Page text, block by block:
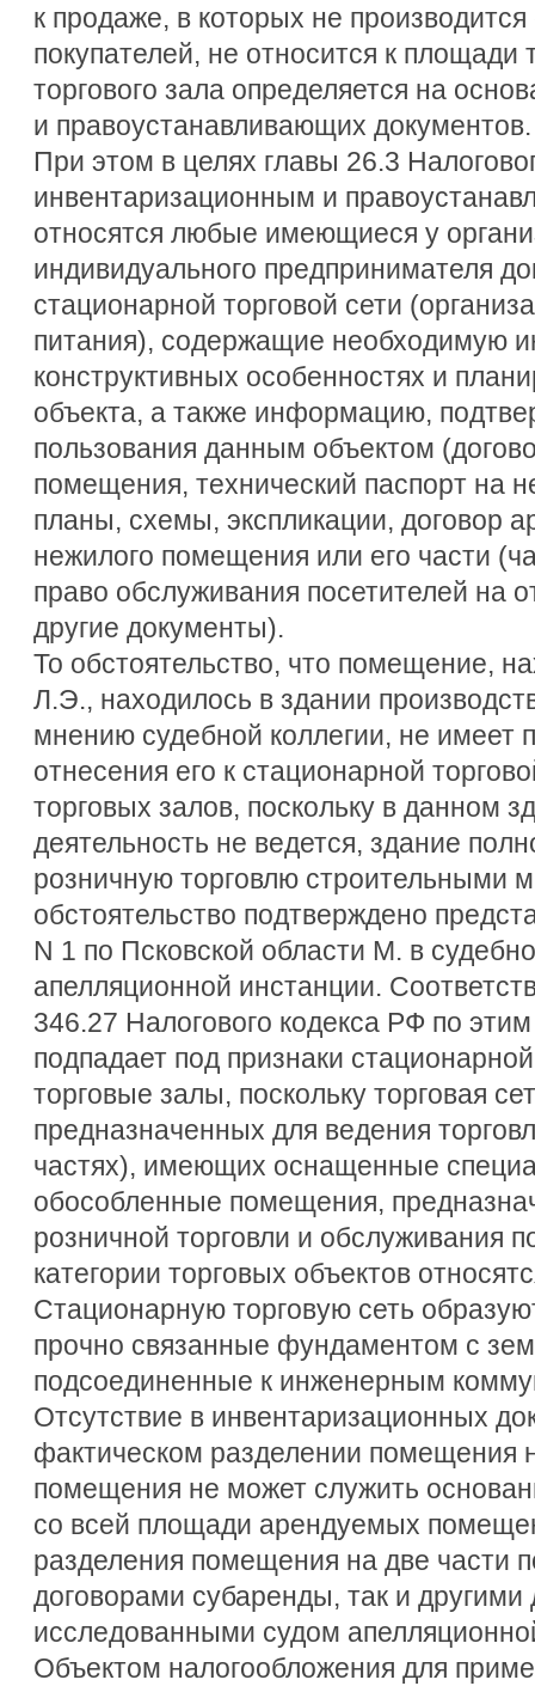
к продаже, в которых не
покупателей, не относится к площади
торгового зала определяется на
и правоустанавливающих документов.
При этом в целях главы 26.3
инвентаризационным и
относятся любые имеющиеся у
индивидуального предпринимателя
стационарной торговой сети
питания), содержащие необходимую
конструктивных особенностях и
объекта, а также информацию,
пользования данным объектом
помещения, технический паспорт на
планы, схемы, экспликации, договор
нежилого помещения или его части
право обслуживания посетителей на
другие документы).
То обстоятельство, что помещение,
Л.Э., находилось в здании
мнению судебной коллегии, не имеет
отнесения его к стационарной
торговых залов, поскольку в данном
деятельность не ведется, здание
розничную торговлю строительными
обстоятельство подтверждено
N 1 по Псковской области М. в
апелляционной инстанции.
346.27 Налогового кодекса РФ по
подпадает под признаки
торговые залы, поскольку торговая
предназначенных для ведения
частях), имеющих оснащенные
обособленные помещения,
розничной торговли и обслуживания
категории торговых объектов
Стационарную торговую сеть
прочно связанные фундаментом с
подсоединенные к инженерным
Отсутствие в инвентаризационных
фактическом разделении помещения
помещения не может служить
со всей площади арендуемых
разделения помещения на две части
договорами субаренды, так и другими
исследованными судом
Объектом налогообложения для